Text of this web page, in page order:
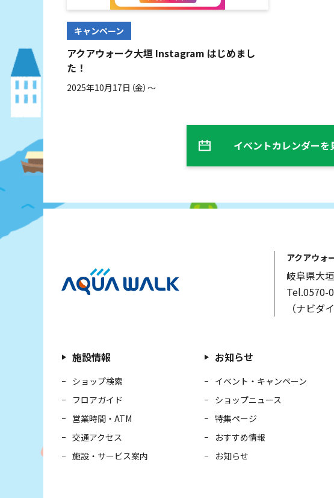
キャンペーン
アクアウォーク大垣 Instagram はじめまし
た！
2025年10月17日（金）～
イベントカレンダーを
アクアウォ
岐阜県大
Tel.0570-
（ナビダ
施設情報
ショップ検索
フロアガイド
営業時間・ATM
交通アクセス
施設・サービス案内
お知らせ
イベント・キャンペーン
ショップニュース
特集ページ
おすすめ情報
お知らせ